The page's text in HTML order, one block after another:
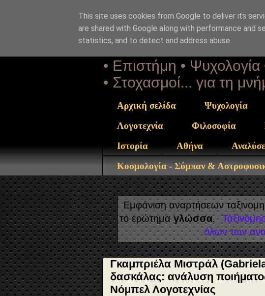
Αέναη
• Επιστήμη • Ψυχολογία
• Στοχασμοί... για τη
Αρχική σελίδα Ψυχολογία
Λογοτεχνία
Φιλοσοφία
Ιστορία
Αθήνα
Κοσμολογία - Σύμπαν &
Εμφάνιση αναρτήσεων
το ερώτημαγλώσσα.
όλων των
Γκαμπριέλα Μιστράλ
δασκάλας: ανάλυση
Νόμπελ Λογοτεχνίας
This site uses cookies from Google to deliver its
are shared with Google along with performance and
statistics, and to detect and address abuse.